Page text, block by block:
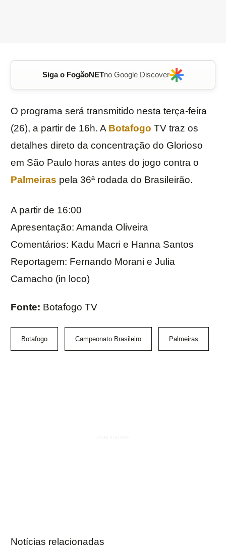
Siga o FogãoNETno Google Discover
O programa será transmitido nesta terça-feira
(26), a partir de 16h. A Botafogo TV traz os
detalhes direto da concentração do Glorioso
em São Paulo horas antes do jogo contra o
Palmeiras pela 36ª rodada do Brasileirão.
A partir de 16:00
Apresentação: Amanda Oliveira
Comentários: Kadu Macri e Hanna Santos
Reportagem: Fernando Morani e Julia
Camacho (in loco)
Fonte: Botafogo TV
Botafogo Campeonato Brasileiro Palmeiras
Notícias relacionadas